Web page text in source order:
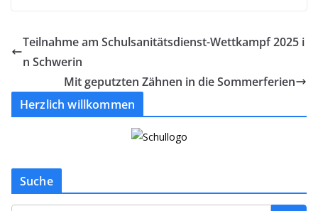
Teilnahme am Schulsanitätsdienst-Wettkampf 2025 i
n Schwerin
Mit geputzten Zähnen in die Sommerferien
Herzlich willkommen
Suche